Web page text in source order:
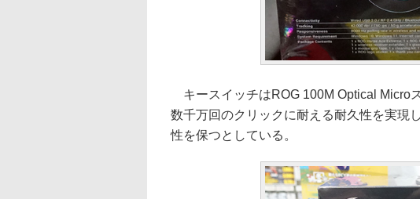
キースイッチはROG 100M Optical Micro
数千万回のクリックに耐える耐久性を実現
性を保つとしている。